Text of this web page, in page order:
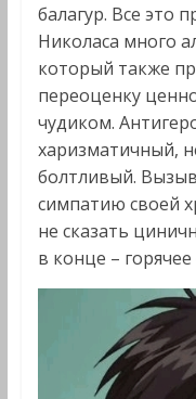
балагур. Все это
Николаса много
который также
переоценку
чудиком.
харизматичный,
болтливый.
симпатию своей
не сказать
в конце – горячее